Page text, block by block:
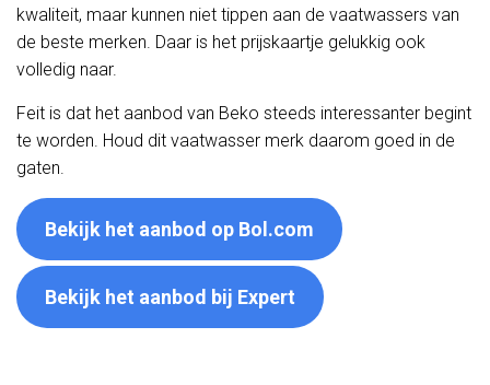
kwaliteit, maar kunnen niet tippen aan de vaatwassers van
de beste merken. Daar is het prijskaartje gelukkig ook
volledig naar.
Feit is dat het aanbod van Beko steeds interessanter begint
te worden. Houd dit vaatwasser merk daarom goed in de
gaten.
Bekijk het aanbod op Bol.com
Bekijk het aanbod bij Expert